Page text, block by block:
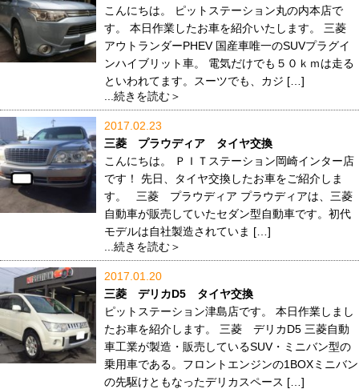
こんにちは。 ピットステーション丸の内本店で
す。 本日作業したお車を紹介いたします。 三菱
アウトランダーPHEV 国産車唯一のSUVプラグイ
ンハイブリット車。 電気だけでも５０ｋｍは走る
といわれてます。スーツでも、カジ […]
...続きを読む＞
2017.02.23
三菱 プラウディア タイヤ交換
こんにちは。 ＰＩＴステーション岡崎インター店
です！ 先日、タイヤ交換したお車をご紹介しま
す。 三菱 プラウディア プラウディアは、三菱
自動車が販売していたセダン型自動車です。初代
モデルは自社製造されていま […]
...続きを読む＞
2017.01.20
三菱 デリカD5 タイヤ交換
ピットステーション津島店です。 本日作業しまし
たお車を紹介します。 三菱 デリカD5 三菱自動
車工業が製造・販売しているSUV・ミニバン型の
乗用車である。フロントエンジンの1BOXミニバン
の先駆けともなったデリカスペース […]